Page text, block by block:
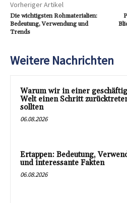
Vorheriger Artikel
Die wichtigsten Rohmaterialien:
Bedeutung, Verwendung und
Trends
Weitere Nachrichten
Warum wir in einer
Welt einen Schritt
sollten
06.08.2026
Ertappen: Bedeutung,
und interessante Fakten
06.08.2026